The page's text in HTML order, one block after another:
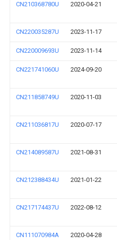
CN210368780U 2020-04-21
CN220035287U 2023-11-17
CN220009693U 2023-11-14
CN221741060U 2024-09-20
CN211858749U 2020-11-03
CN211036817U 2020-07-17
CN214089587U 2021-08-31
CN212388434U 2021-01-22
CN217174437U 2022-08-12
CN111070984A 2020-04-28